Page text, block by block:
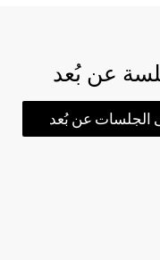
عن بُعد
الجلسات عن بُعد